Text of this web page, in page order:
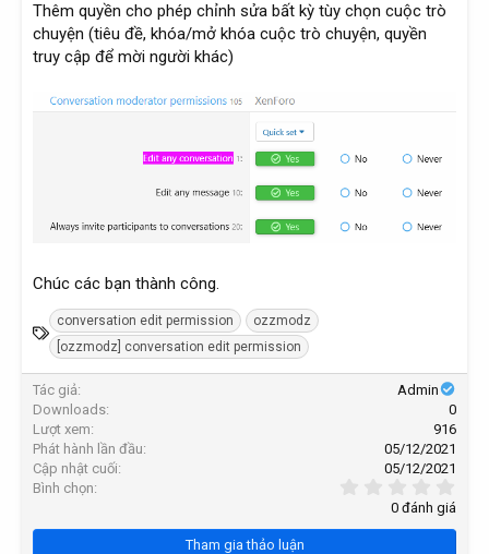
Thêm quyền cho phép chỉnh sửa bất kỳ tùy chọn cuộc trò
chuyện (tiêu đề, khóa/mở khóa cuộc trò chuyện, quyền
truy cập để mời người khác)
Chúc các bạn thành công.
T
ừ
k
ó
a
conversation edit permission
ozzmodz
[ozzmodz] conversation edit permission
Tác giả
Admin
Downloads
0
Lượt xem
916
Phát hành lần đầu
05/12/2021
Cập nhật cuối
05/12/2021
Bình chọn
0
0 đánh giá
Tham gia thảo luận